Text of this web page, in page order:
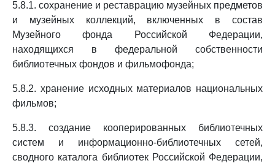
5.8.1. сохранение и реставрацию музейных предметов
и музейных коллекций, включенных в состав
Музейного фонда Российской Федерации,
находящихся в федеральной собственности
библиотечных фондов и фильмофонда;
5.8.2. хранение исходных материалов национальных
фильмов;
5.8.3. создание кооперированных библиотечных
систем и информационно-библиотечных сетей,
сводного каталога библиотек Российской Федерации,